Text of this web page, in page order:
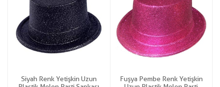
Siyah Renk Yetişkin Uzun
Fuşya Pembe Renk Yetişkin